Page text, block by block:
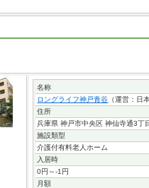
名称
ロングライフ神戸青谷 （運営：日
住所
兵庫県 神戸市中央区 神仙寺通3丁
施設類型
介護付有料老人ホーム
入居時
0円～-1円
月額